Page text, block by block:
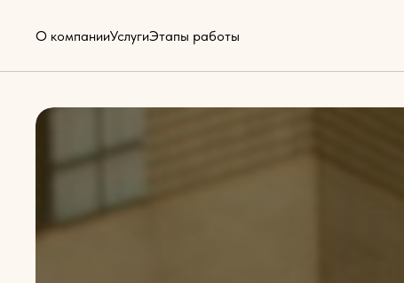
О компанииУслугиЭтапы работы